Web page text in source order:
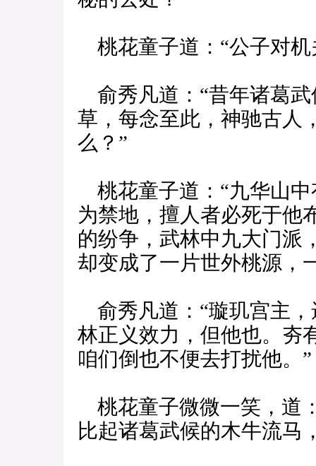
桃花童子道：“公子对机
俞秀凡道：“昔年诸葛
草，每念至此，神驰古人
么？”
桃花童子道：“九华山
为禁地，擅人者必死于他
的纷争，武林中九大门派
却变成了一片世外桃源，
俞秀凡道：“璇玑宫主
林正义效力，但他也。夯
咱们倒也不便去打扰他。”
桃花童子微微一笑，道
比起诸葛武候的木牛流马